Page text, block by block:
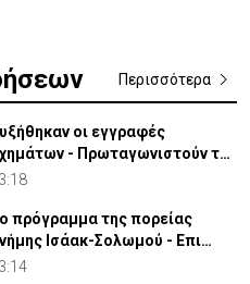
Περισσότερα
οι εγγραφές
- Πρωταγωνιστούν τα
πρόγραμμα της πορείας
Ισάακ-Σολωμού - Επι
η Αστυνομία